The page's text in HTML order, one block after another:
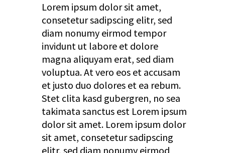
Lorem ipsum dolor sit amet,
consetetur sadipscing elitr, sed
diam nonumy eirmod tempor
invidunt ut labore et dolore
magna aliquyam erat, sed diam
voluptua. At vero eos et accusam
et justo duo dolores et ea rebum.
Stet clita kasd gubergren, no sea
takimata sanctus est Lorem ipsum
dolor sit amet. Lorem ipsum dolor
sit amet, consetetur sadipscing
elitr, sed diam nonumy eirmod